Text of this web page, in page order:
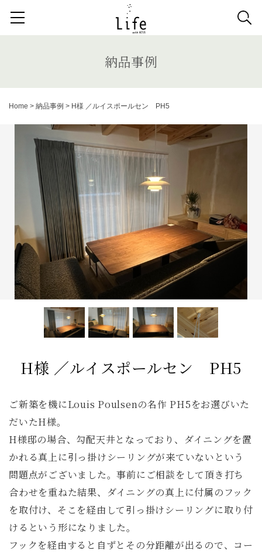
検索する記事の種類：
納品事例 News
キーワードから記事を探す
カーテン アンティーク チェア
ダイニングテーブル ファブリック コレクション
ダイニングチェア ベンチ ベッド スツール
システムソファ AVボード
サイドテーブル 収納家具 デスク 照明
コンソールデスク ミラー 3人掛けソファ
キッズ家具 2人掛けソファ リビングテーブル
キッチンボード 1人掛けソファ ラグ
納品事例
Home > 納品事例 > H様 ／ルイスポールセン PH5
H様 ／ルイスポールセン PH5
ご新築を機にLouis Poulsenの名作 PH5をお選びいた
だいたH様。
H様邸の場合、勾配天井となっており、ダイニングを置
かれる真上に引っ掛けシーリングが来ていないという
問題点がございました。事前にご相談をして頂き打ち
合わせを重ねた結果、ダイニングの真上に付属のフック
を取付け、そこを経由して引っ掛けシーリングに取り付
けるという形になりました。
フックを経由すると自ずとその分距離が出るので、コー